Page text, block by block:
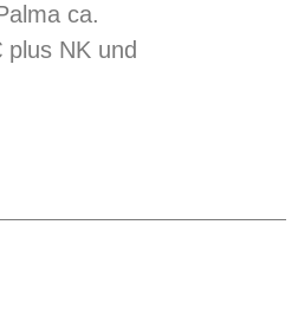
ca.
NK und